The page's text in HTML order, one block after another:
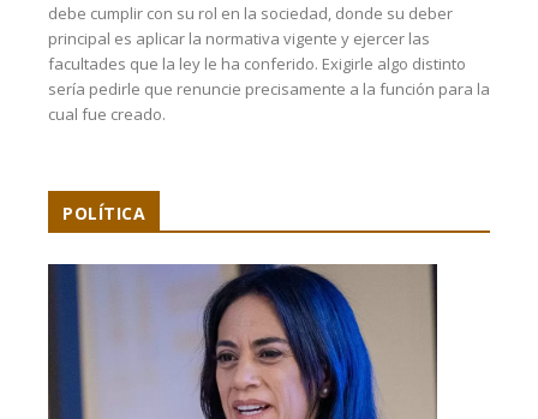
debe cumplir con su rol en la sociedad, donde su deber
principal es aplicar la normativa vigente y ejercer las
facultades que la ley le ha conferido. Exigirle algo distinto
sería pedirle que renuncie precisamente a la función para la
cual fue creado.
POLÍTICA